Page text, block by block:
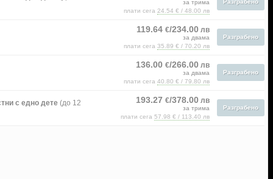
за трима
плати сега 24.54 € / 48.00 лв
Разграбено
119.64 €/234.00 лв
за двама
плати сега 35.89 € / 70.20 лв
Разграбено
136.00 €/266.00 лв
за двама
плати сега 40.80 € / 79.80 лв
Разграбено
с едно дете (до 12 193.27 €/378.00 лв
за трима
плати сега 57.98 € / 113.40 лв
Разграбено